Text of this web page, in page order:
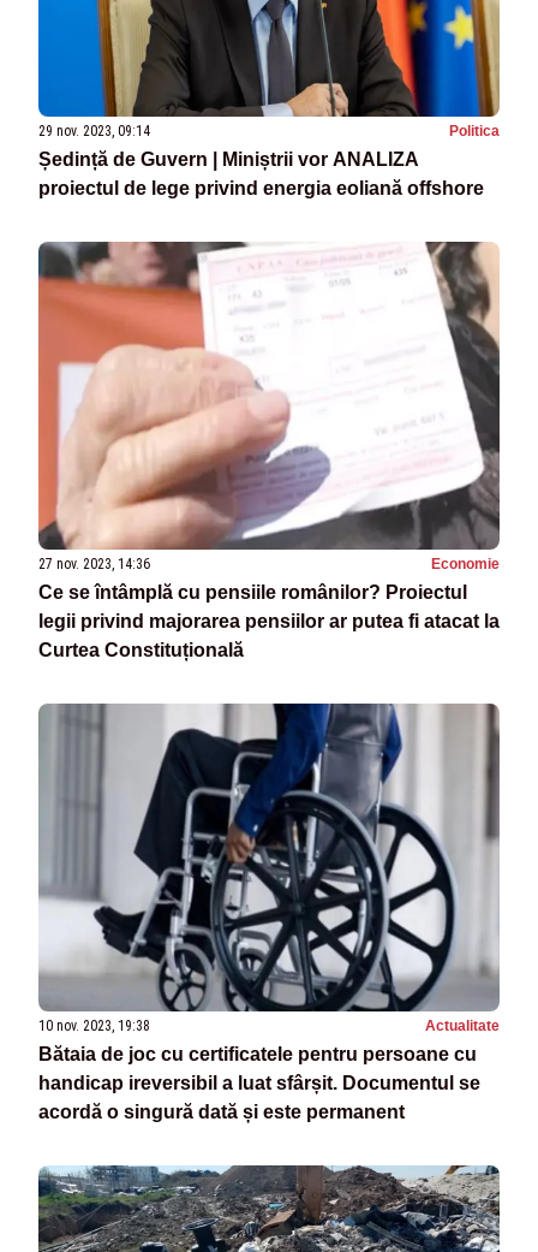
29 nov. 2023, 09:14 Politica
Ședință de Guvern | Miniștrii vor ANALIZA
proiectul de lege privind energia eoliană offshore
27 nov. 2023, 14:36 Economie
Ce se întâmplă cu pensiile românilor? Proiectul
legii privind majorarea pensiilor ar putea fi atacat la
Curtea Constituțională
10 nov. 2023, 19:38 Actualitate
Bătaia de joc cu certificatele pentru persoane cu
handicap ireversibil a luat sfârșit. Documentul se
acordă o singură dată și este permanent